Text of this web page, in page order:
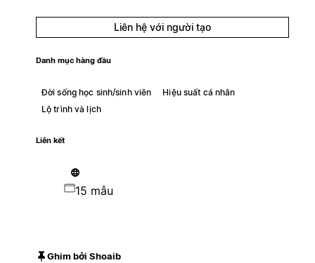
Liên hệ với người tạo
Danh mục hàng đầu
Đời sống học sinh/sinh viên
Hiệu suất cá nhân
Lộ trình và lịch
Liên kết
15 mẫu
Ghim bởi Shoaib